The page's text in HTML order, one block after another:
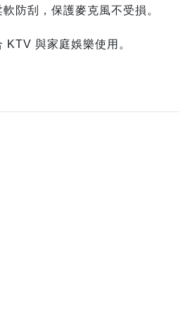
防刮，保護麥克風不受損。
KTV 與家庭娛樂使用。